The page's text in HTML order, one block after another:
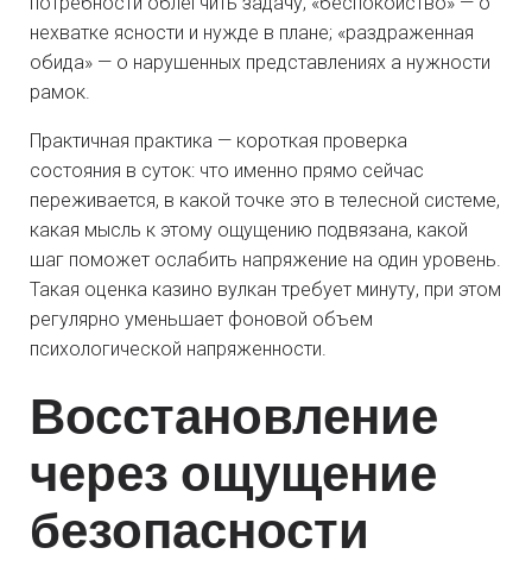
нехватке ясности и нужде в плане; «раздраженная
обида» — о нарушенных представлениях а нужности
рамок.
Практичная практика — короткая проверка
состояния в суток: что именно прямо сейчас
переживается, в какой точке это в телесной системе,
какая мысль к этому ощущению подвязана, какой
шаг поможет ослабить напряжение на один уровень.
Такая оценка казино вулкан требует минуту, при этом
регулярно уменьшает фоновой объем
психологической напряженности.
Восстановление
через ощущение
безопасности